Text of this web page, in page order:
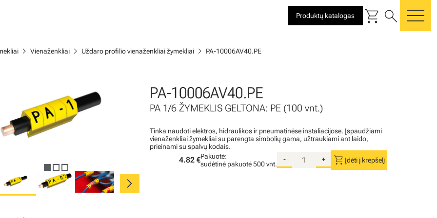
Produktų katalogas shopping_cart search
chevron_right Vienaženkliai chevron_right Uždaro profilio vienaženkliai žymekliai chevron_right PA-10006AV40.PE
chevron_right
PA-10006AV40.PE
PA 1/6 ŽYMEKLIS GELTONA: PE (100 vnt.)
Tinka naudoti elektros, hidraulikos ir pneumatinėse instaliacijose. Įspaudžiami
vienaženkliai žymekliai su parengta simbolių gama, užtraukiami ant laido,
prieinami su spalvų kodais.
4.82 €Pakuotė:
sudėtinė pakuotė500 vnt.
- + shopping_cart Įdėti į krepšelį